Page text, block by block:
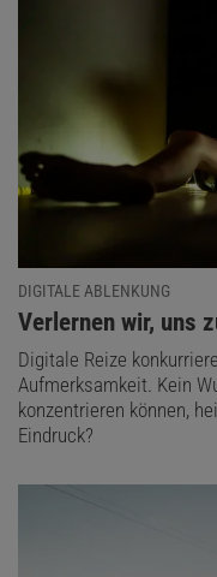
DIGITALE ABLENKUNG
:
Verlernen wir, uns
Digitale Reize
Aufmerksamkeit. Kein
konzentrieren können,
Eindruck?